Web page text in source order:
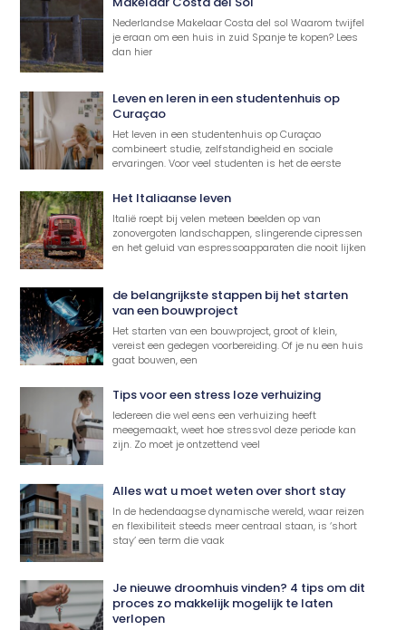
Nederlandse Makelaar Costa del sol Waarom twijfel
je eraan om een huis in zuid Spanje te kopen? Lees
dan hier
Leven en leren in een studentenhuis op
Curaçao
Het leven in een studentenhuis op Curaçao
combineert studie, zelfstandigheid en sociale
ervaringen. Voor veel studenten is het de eerste
Het Italiaanse leven
Italië roept bij velen meteen beelden op van
zonovergoten landschappen, slingerende cipressen
en het geluid van espressoapparaten die nooit lijken
de belangrijkste stappen bij het starten
van een bouwproject
Het starten van een bouwproject, groot of klein,
vereist een gedegen voorbereiding. Of je nu een huis
gaat bouwen, een
Tips voor een stress loze verhuizing
Iedereen die wel eens een verhuizing heeft
meegemaakt, weet hoe stressvol deze periode kan
zijn. Zo moet je ontzettend veel
Alles wat u moet weten over short stay
In de hedendaagse dynamische wereld, waar reizen
en flexibiliteit steeds meer centraal staan, is ‘short
stay’ een term die vaak
Je nieuwe droomhuis vinden? 4 tips om dit
proces zo makkelijk mogelijk te laten
verlopen